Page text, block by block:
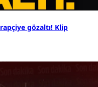
gözaltı! Klip